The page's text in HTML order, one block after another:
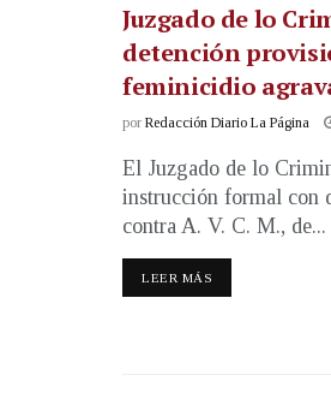
Juzgado de lo
detención
feminicidio
por Redacción Diario La Página
El Juzgado de lo
instrucción formal con
contra A. V. C. M., de...
LEER MÁS